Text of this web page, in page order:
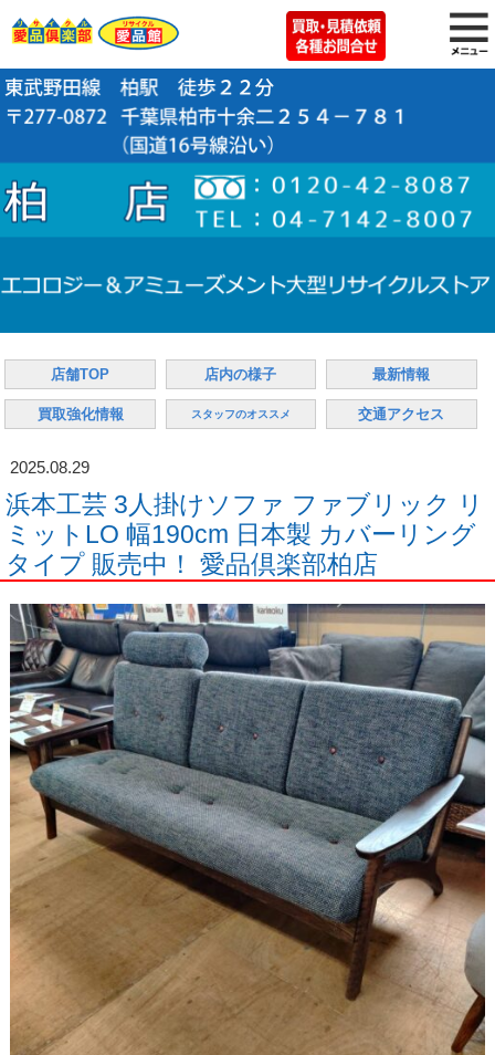
店舗TOP 店内の様子 最新情報
買取強化情報 スタッフのオススメ 交通アクセス
2025.08.29
浜本工芸 3人掛けソファ ファブリック リ
ミットLO 幅190cm 日本製 カバーリング
タイプ 販売中！ 愛品倶楽部柏店